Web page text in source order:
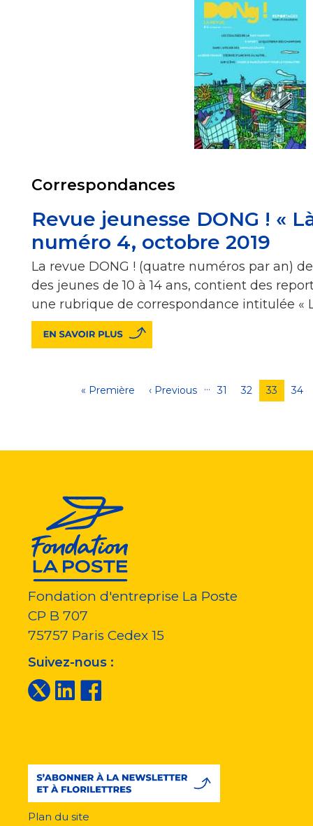
Correspondances
Revue jeunesse DONG ! «
numéro 4, octobre 2019
La revue DONG ! (quatre numéros par an)
des jeunes de 10 à 14 ans, contient des
une rubrique de correspondance intitulée «
Première
« Première
Page
‹ Previous … Page
31 Page
32
Page
courante
33 34
Fondation d'entreprise La Poste
CP B 707
75757 Paris Cedex 15
Suivez-nous :
Plan du site